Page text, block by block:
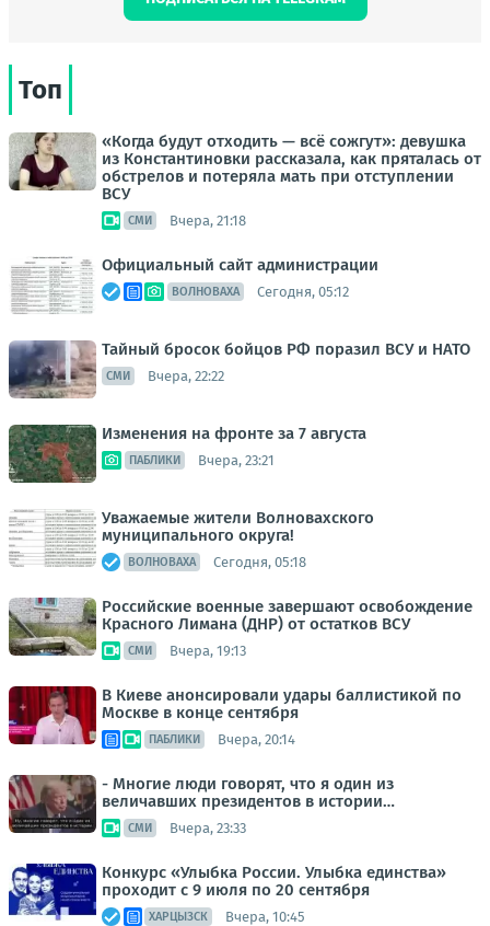
Топ
«Когда будут отходить — всё сожгут»: девушка
из Константиновки рассказала, как пряталась от
обстрелов и потеряла мать при отступлении
ВСУ
СМИ Вчера, 21:18
Официальный сайт администрации
ВОЛНОВАХА Сегодня, 05:12
Тайный бросок бойцов РФ поразил ВСУ и НАТО
СМИ Вчера, 22:22
Изменения на фронте за 7 августа
ПАБЛИКИ Вчера, 23:21
Уважаемые жители Волновахского
муниципального округа!
ВОЛНОВАХА Сегодня, 05:18
Российские военные завершают освобождение
Красного Лимана (ДНР) от остатков ВСУ
СМИ Вчера, 19:13
В Киеве анонсировали удары баллистикой по
Москве в конце сентября
ПАБЛИКИ Вчера, 20:14
- Многие люди говорят, что я один из
величавших президентов в истории…
СМИ Вчера, 23:33
Конкурс «Улыбка России. Улыбка единства»
проходит с 9 июля по 20 сентября
ХАРЦЫЗСК Вчера, 10:45